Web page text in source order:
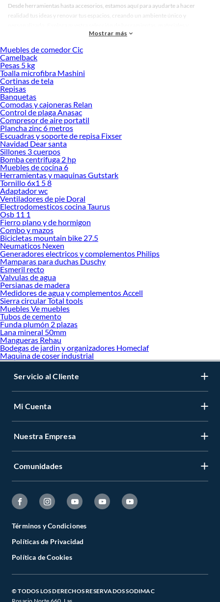
Desde herramientas hasta accesorios, estamos aquí para ayudarte a hacer
realidad tus ideas y renovar tus espacios, creando un ambiente único y
accesorios de calidad que te ayudarán a crear un espacio más tú.
Desde remodelaciones hasta proyectos de decoración, estamos aquí para hacer
tus ideas realidad. ¡Visítanos y encuentra todo lo que tenemos para ofrecerte en
Horquetas y Rastrillo para pasto!
Explora la variedad de productos de Horquetas y Rastrillo para pasto en
Sodimac
Herramientas, materiales y accesorios de calidad para tus proyectos y
renovación de espacios. ¡Visítanos y descubre todo lo que tenemos para
ofrecerte!
Encuentra una amplia variedad de productos de Horquetas y Rastrillo para
pasto en Sodimac. Encuentra todo lo necesario para tus proyectos de
renovación y decoración. ¡Visítanos y haz tus ideas realidad!
Mostrar más
Muebles de comedor Cic
Camelback
Pesas 5 kg
Toalla microfibra Mashini
Cortinas de tela
Repisas
Banquetas
Comodas y cajoneras Relan
Control de plaga Anasac
Compresor de aire portatil
Plancha zinc 6 metros
Escuadras y soporte de repisa Fixser
Navidad Dear santa
Sillones 3 cuerpos
Bomba centrifuga 2 hp
Muebles de cocina 6
Herramientas y maquinas Gutstark
Tornillo 6x1 5 8
Adaptador wc
Ventiladores de pie Doral
Electrodomesticos cocina Taurus
Osb 11 1
Fierro plano y de hormigon
Combo y mazos
Bicicletas mountain bike 27.5
Neumaticos Nexen
Generadores electricos y complementos Philips
Mamparas para duchas Duschy
Esmeril recto
Valvulas de agua
Persianas de madera
Medidores de agua y complementos Accell
Sierra circular Total tools
Muebles Ve muebles
Tubos de cemento
Funda plumón 2 plazas
Lana mineral 50mm
Mangueras Rehau
Bodegas de jardin y organizadores Homeclaf
Maquina de coser industrial
Servicio al Cliente
Mi Cuenta
Nuestra Empresa
Comunidades
Términos y Condiciones
Políticas de Privacidad
Política de Cookies
© TODOS LOS DERECHOS RESERVADOS SODIMAC